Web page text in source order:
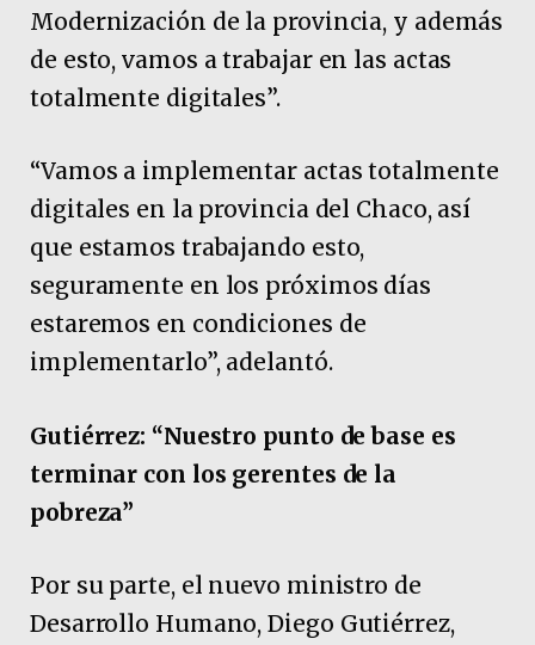
Modernización de la provincia, y además
de esto, vamos a trabajar en las actas
totalmente digitales”.
“Vamos a implementar actas totalmente
digitales en la provincia del Chaco, así
que estamos trabajando esto,
seguramente en los próximos días
estaremos en condiciones de
implementarlo”, adelantó.
Gutiérrez: “Nuestro punto de base es
terminar con los gerentes de la
pobreza”
Por su parte, el nuevo ministro de
Desarrollo Humano, Diego Gutiérrez,